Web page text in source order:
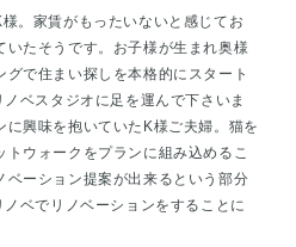
。家賃がもったいないと感じてお
いたそうです。お子様が生まれ奥様
で住まい探しを本格的にスタート
ベスタジオに足を運んで下さいま
に興味を抱いていたK様ご夫婦。猫を
ウォークをプランに組み込めるこ
ベーション提案が出来るという部分
ベでリノベーションをすることに